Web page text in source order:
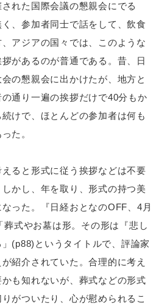
れた国際会議の懇親会にでる
、参加者同士で話をして、飲食
アジアの国々では、このような
があるのが普通である。昔、日
の懇親会に出かけたが、地方と
通り一遍の挨拶だけで40分もか
けで、ほとんどの参加者は何も
た。
ると形式に従う挨拶などは不要
かし、年を取り、形式の持つ美
った。『日経おとなのOFF、4月
式やお墓は形。その形は『悲し
(p88)というタイトルで、評論家
紹介されていた。合理的に考え
も知れないが、葬式などの形式
がついたり、心が慰められるこ